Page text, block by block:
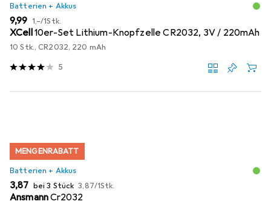
Batterien + Akkus
EUR
9,99 EUR
1,–/1Stk.
XCell10er-Set Lithium-Knopfzelle CR2032, 3V / 220mAh
10 Stk., CR2032, 220 mAh
5
MENGENRABATT
Batterien + Akkus
EUR
3,87 bei 3 Stück EUR
3,87/1Stk.
AnsmannCr2032